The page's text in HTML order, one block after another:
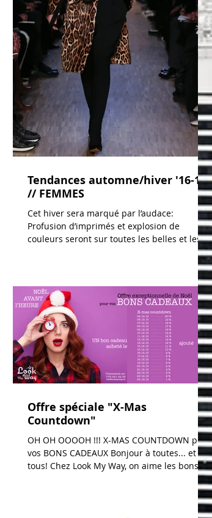
Tendances automne/hiver '16-17
// FEMMES
Cet hiver sera marqué par l’audace:
Profusion d’imprimés et explosion de
couleurs seront sur toutes les belles et les
Offre spéciale "X-Mas
Countdown"
OH OH OOOOH !!! X-MAS COUNTDOWN pour
vos BONS CADEAUX Bonjour à toutes... et
tous! Chez Look My Way, on aime les bons